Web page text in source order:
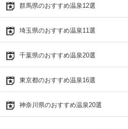
群馬県のおすすめ温泉12選
埼玉県のおすすめ温泉11選
千葉県のおすすめ温泉20選
東京都のおすすめ温泉16選
神奈川県のおすすめ温泉20選